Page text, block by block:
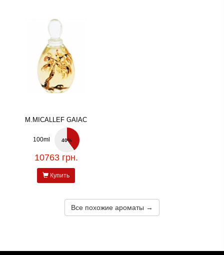
M.MICALLEF GAIAC
100ml 40%
10763 грн.
Купить
Все похожие ароматы →